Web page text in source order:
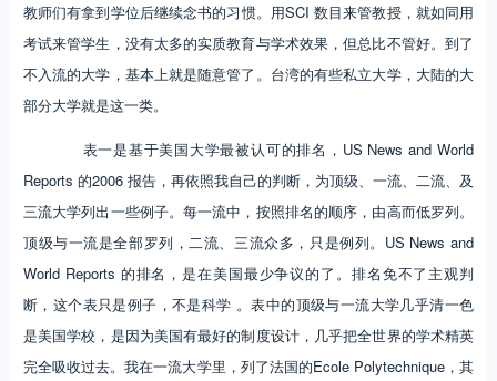
教师们有拿到学位后继续念书的习惯。用SCI 数目来管教授，就如同用
考试来管学生，没有太多的实质教育与学术效果，但总比不管好。到了
不入流的大学，基本上就是随意管了。台湾的有些私立大学，大陆的大
部分大学就是这一类。
表一是基于美国大学最被认可的排名，US News and World
Reports 的2006 报告，再依照我自己的判断，为顶级、一流、二流、及
三流大学列出一些例子。每一流中，按照排名的顺序，由高而低罗列。
顶级与一流是全部罗列，二流、三流众多，只是例列。US News and
World Reports 的排名，是在美国最少争议的了。排名免不了主观判
断，这个表只是例子，不是科学 。表中的顶级与一流大学几乎清一色
是美国学校，是因为美国有最好的制度设计，几乎把全世界的学术精英
完全吸收过去。我在一流大学里，列了法国的Ecole Polytechnique，其